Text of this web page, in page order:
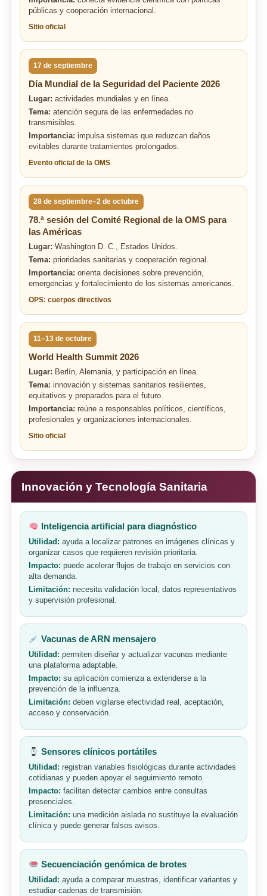
públicas y cooperación internacional.
Sitio oficial
17 de septiembre
Día Mundial de la Seguridad del Paciente 2026
Lugar: actividades mundiales y en línea.
Tema: atención segura de las enfermedades no
transmisibles.
Importancia: impulsa sistemas que reduzcan daños
evitables durante tratamientos prolongados.
Evento oficial de la OMS
28 de septiembre–2 de octubre
78.ª sesión del Comité Regional de la OMS para
las Américas
Lugar: Washington D. C., Estados Unidos.
Tema: prioridades sanitarias y cooperación regional.
Importancia: orienta decisiones sobre prevención,
emergencias y fortalecimiento de los sistemas americanos.
OPS: cuerpos directivos
11–13 de octubre
World Health Summit 2026
Lugar: Berlín, Alemania, y participación en línea.
Tema: innovación y sistemas sanitarios resilientes,
equitativos y preparados para el futuro.
Importancia: reúne a responsables políticos, científicos,
profesionales y organizaciones internacionales.
Sitio oficial
Innovación y Tecnología Sanitaria
Inteligencia artificial para diagnóstico
Utilidad: ayuda a localizar patrones en imágenes clínicas y
organizar casos que requieren revisión prioritaria.
Impacto: puede acelerar flujos de trabajo en servicios con
alta demanda.
Limitación: necesita validación local, datos representativos
y supervisión profesional.
Vacunas de ARN mensajero
Utilidad: permiten diseñar y actualizar vacunas mediante
una plataforma adaptable.
Impacto: su aplicación comienza a extenderse a la
prevención de la influenza.
Limitación: deben vigilarse efectividad real, aceptación,
acceso y conservación.
Sensores clínicos portátiles
Utilidad: registran variables fisiológicas durante actividades
cotidianas y pueden apoyar el seguimiento remoto.
Impacto: facilitan detectar cambios entre consultas
presenciales.
Limitación: una medición aislada no sustituye la evaluación
clínica y puede generar falsos avisos.
Secuenciación genómica de brotes
Utilidad: ayuda a comparar muestras, identificar variantes y
estudiar cadenas de transmisión.